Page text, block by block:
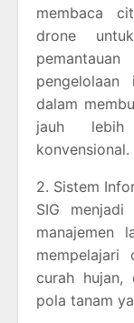
membaca
drone
dalam
jauh lebih
konvensional.
2. Sistem
SIG
manajemen
mempelajari
curah hujan,
pola tanam